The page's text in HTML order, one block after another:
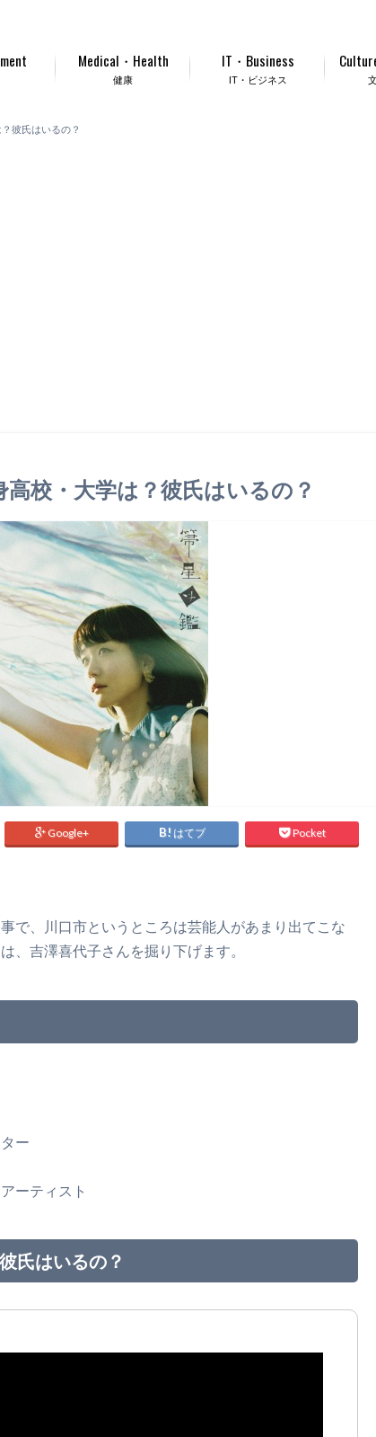
健康
Medical・Health
IT・ビジネス
IT・Business
彼氏はいるの？
校・大学は？彼氏はいるの？
Google+ はてブ Pocket
で、川口市というところは芸能人があまり出てこな
、吉澤喜代子さんを掘り下げます。
ー
ーティスト
氏はいるの？